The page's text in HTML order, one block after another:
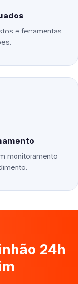
e ferramentas
monitoramento
24h